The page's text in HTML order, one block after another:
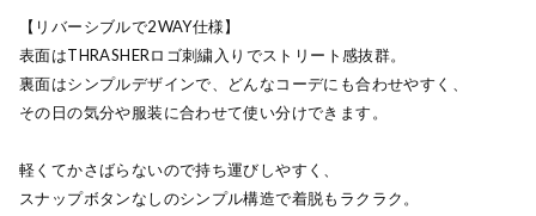
【リバーシブルで2WAY仕様】
表面はTHRASHERロゴ刺繍入りでストリート感抜群。
裏面はシンプルデザインで、どんなコーデにも合わせやすく、
その日の気分や服装に合わせて使い分けできます。
軽くてかさばらないので持ち運びしやすく、
スナップボタンなしのシンプル構造で着脱もラクラク。